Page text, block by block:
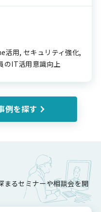
活用, セキュリティ強化,
のIT活用意識向上
例を探す
まるセミナーや相談会を開